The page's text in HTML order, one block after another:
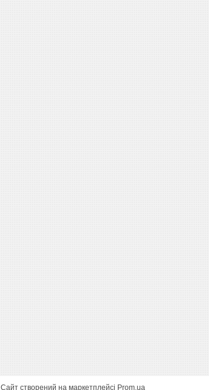
Сайт створений на маркетплейсі Prom.ua